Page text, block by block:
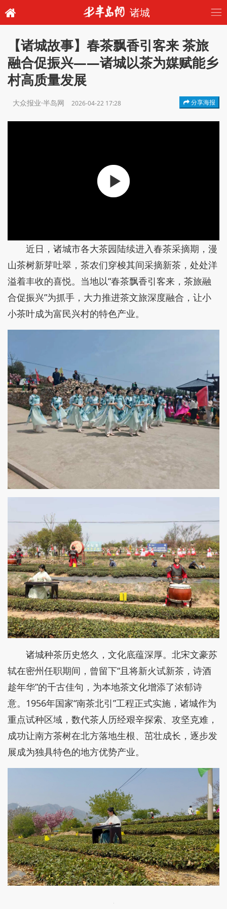
诸城
【诸城故事】春茶飘香引客来 茶旅
融合促振兴——诸城以茶为媒赋能乡
村高质量发展
大众报业·半岛网 2026-04-22 17:28 分享海报
近日，诸城市各大茶园陆续进入春茶采摘期，漫
山茶树新芽吐翠，茶农们穿梭其间采摘新茶，处处洋
溢着丰收的喜悦。当地以“春茶飘香引客来，茶旅融
合促振兴”为抓手，大力推进茶文旅深度融合，让小
小茶叶成为富民兴村的特色产业。
诸城种茶历史悠久，文化底蕴深厚。北宋文豪苏
轼在密州任职期间，曾留下“且将新火试新茶，诗酒
趁年华”的千古佳句，为本地茶文化增添了浓郁诗
意。1956年国家“南茶北引”工程正式实施，诸城作为
重点试种区域，数代茶人历经艰辛探索、攻坚克难，
成功让南方茶树在北方落地生根、茁壮成长，逐步发
展成为独具特色的地方优势产业。